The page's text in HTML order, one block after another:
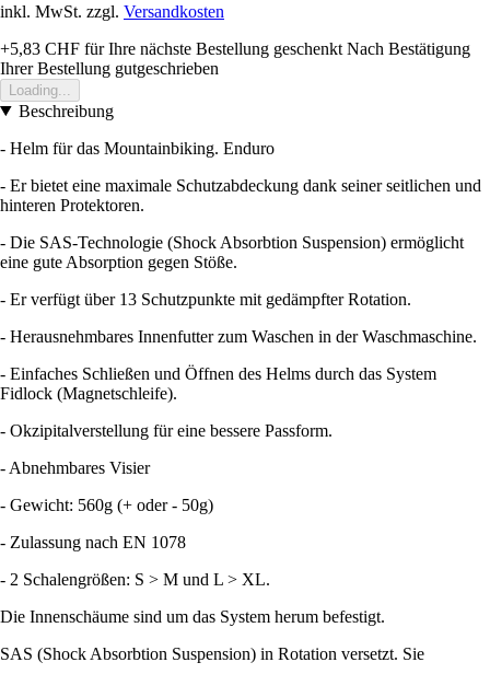
inkl. MwSt. zzgl. Versandkosten
+5,83 CHF für Ihre nächste Bestellung geschenkt Nach Bestätigung
Ihrer Bestellung gutgeschrieben
Loading...
Beschreibung
- Helm für das Mountainbiking. Enduro
- Er bietet eine maximale Schutzabdeckung dank seiner seitlichen und
hinteren Protektoren.
- Die SAS-Technologie (Shock Absorbtion Suspension) ermöglicht
eine gute Absorption gegen Stöße.
- Er verfügt über 13 Schutzpunkte mit gedämpfter Rotation.
- Herausnehmbares Innenfutter zum Waschen in der Waschmaschine.
- Einfaches Schließen und Öffnen des Helms durch das System
Fidlock (Magnetschleife).
- Okzipitalverstellung für eine bessere Passform.
- Abnehmbares Visier
- Gewicht: 560g (+ oder - 50g)
- Zulassung nach EN 1078
- 2 Schalengrößen: S > M und L > XL.
Die Innenschäume sind um das System herum befestigt.
SAS (Shock Absorbtion Suspension) in Rotation versetzt. Sie